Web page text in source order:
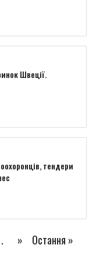
Швеції.
тендери
» Остання »